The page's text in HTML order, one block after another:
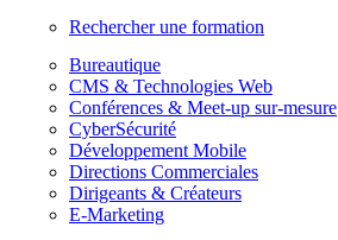
Rechercher une formation
Bureautique
CMS & Technologies Web
Conférences & Meet-up sur-mesure
CyberSécurité
Développement Mobile
Directions Commerciales
Dirigeants & Créateurs
E-Marketing